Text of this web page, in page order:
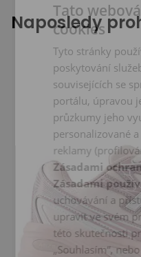
Naposledy
Tato
cookies
Tyto stránky
poskytování
souvisejících se
portálu, úpravou
průzkumy jeho
personalizované
reklamy
Zásadami
Zásadami
uchovávání a
upravit ve svém
této skutečnosti
„Souhlasím“,